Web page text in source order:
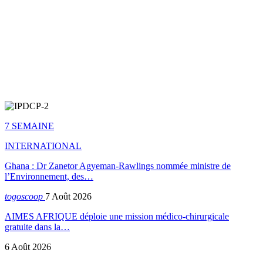
7 SEMAINE
INTERNATIONAL
Ghana : Dr Zanetor Agyeman-Rawlings nommée ministre de
l’Environnement, des…
togoscoop 7 Août 2026
AIMES AFRIQUE déploie une mission médico-chirurgicale
gratuite dans la…
6 Août 2026